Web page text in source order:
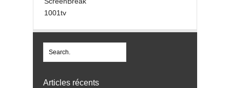
1001tv
Articles récents